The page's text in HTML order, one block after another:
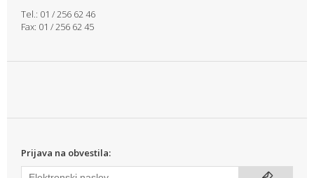
Tel.: 01 / 256 62 46
Fax: 01 / 256 62 45
Prijava na obvestila: